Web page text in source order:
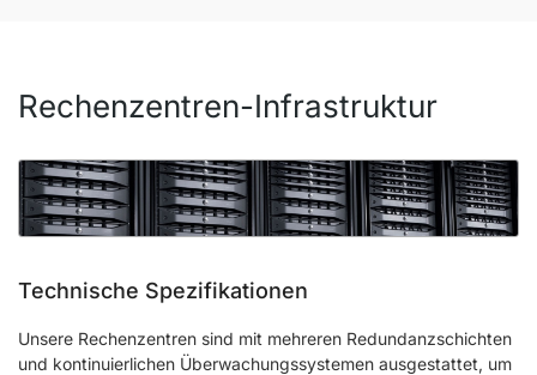
Rechenzentren-Infrastruktur
Technische Spezifikationen
Unsere Rechenzentren sind mit mehreren Redundanzschichten
und kontinuierlichen Überwachungssystemen ausgestattet, um